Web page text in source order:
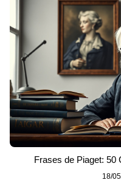
Frases de Piaget: 50
18/